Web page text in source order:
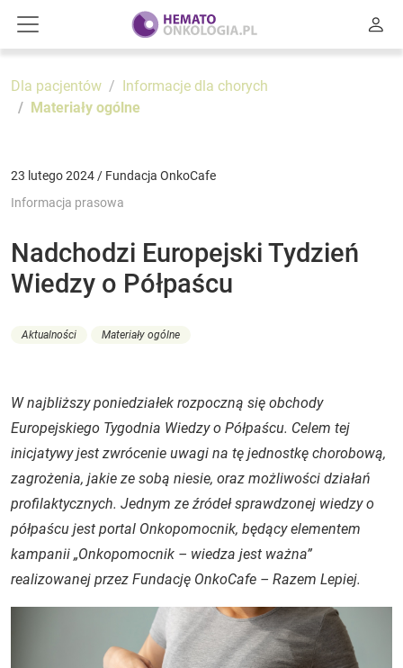
Dla pacjentów
Informacje dla chorych
Materiały ogólne
23 lutego 2024 / Fundacja OnkoCafe
Informacja prasowa
Nadchodzi Europejski Tydzień
Wiedzy o Półpaścu
Aktualności Materiały ogólne
W najbliższy poniedziałek rozpoczną się obchody
Europejskiego Tygodnia Wiedzy o Półpaścu. Celem tej
inicjatywy jest zwrócenie uwagi na tę jednostkę chorobową,
zagrożenia, jakie ze sobą niesie, oraz możliwości działań
profilaktycznych. Jednym ze źródeł sprawdzonej wiedzy o
półpaścu jest portal Onkopomocnik, będący elementem
kampanii „Onkopomocnik – wiedza jest ważna”
realizowanej przez Fundację OnkoCafe – Razem Lepiej.